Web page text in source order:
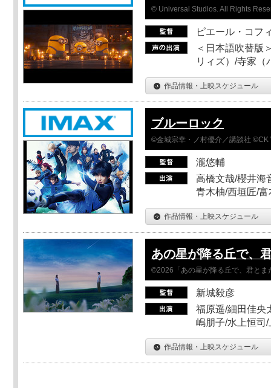
© Universal Studios. All Rights
ピエール・コフ
＜日本語吹替版
リィズ）/寺家（
作品情報・上映スケジュール
ブルーロック
©金城宗幸・ノ村優介／講談社 ©CK
瀧悠輔
高橋文哉/櫻井海
青木柚/西垣匠/
作品情報・上映スケジュール
あの星が降る丘で、
©2026「あの星が降る丘で、君とま
新城毅彦
福原遥/細田佳央
嶋朋子/水上恒司
作品情報・上映スケジュール